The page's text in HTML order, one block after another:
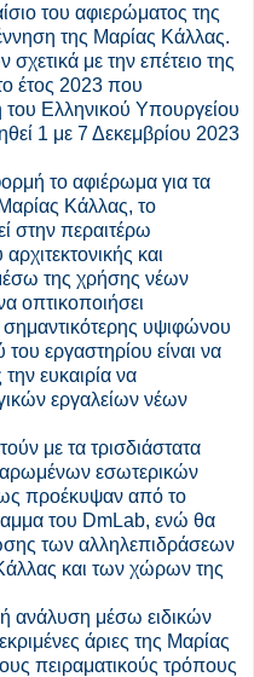
του αφιερώματος της
της Μαρίας Κάλλας.
με την επέτειο της
έτος 2023 που
του Ελληνικού Υπουργείου
1 με 7 Δεκεμβρίου 2023
το αφιέρωμα για τα
Κάλλας, το
στην περαιτέρω
και
της χρήσης νέων
οπτικοποιήσει
σημαντικότερης υψιφώνου
εργαστηρίου είναι να
ευκαιρία να
εργαλείων νέων
με τα τρισδιάστατα
εσωτερικών
προέκυψαν από το
του DmLab, ενώ θα
των αλληλεπιδράσεων
και των χώρων της
ανάλυση μέσω ειδικών
άριες της Μαρίας
πειραματικούς τρόπους